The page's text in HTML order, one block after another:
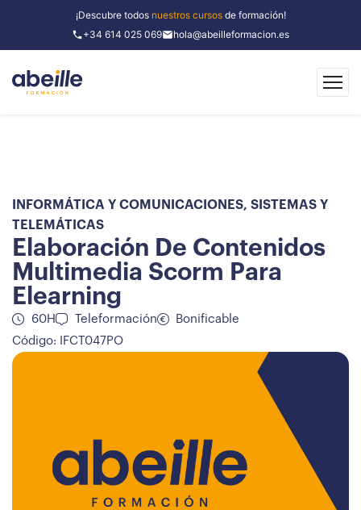
¡Descubre todos nuestros cursosde formación!
+34 614 025 069
hola@abeilleformacion.es
INFORMÁTICA Y COMUNICACIONES, SISTEMAS Y
TELEMÁTICAS
Elaboración De Contenidos
Multimedia Scorm Para
Elearning
60H Teleformación
Bonificable
Código: IFCT047PO